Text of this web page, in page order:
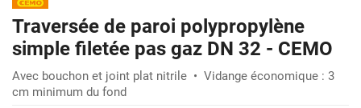
Traversée de paroi polypropylène
simple filetée pas gaz DN 32 - CEMO
Avec bouchon et joint plat nitrile • Vidange économique : 3
cm minimum du fond